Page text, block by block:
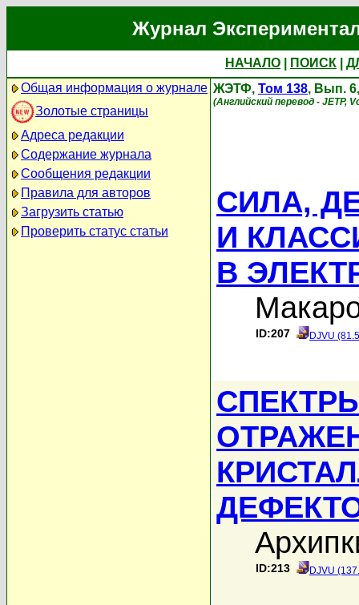
Журнал
НАЧАЛО ПОИСК
Общая информация о журнале
Золотые страницы
Адреса редакции
Содержание журнала
Сообщения редакции
Правила для авторов
Загрузить статью
Проверить статус статьи
ЖЭТФ, Том 138, Вып.
(Английский перевод - JETP,
СИЛА,
И
В
ID:207 DJVU
ID:213 DJVU